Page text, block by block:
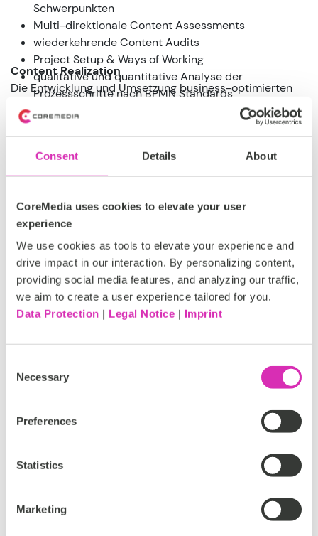
Consent Details About
CoreMedia uses cookies to elevate your user
experience
We use cookies as tools to elevate your experience and
drive impact in our interaction. By personalizing content,
providing social media features, and analyzing our traffic,
we aim to create a user experience tailored for you.
Data Protection | Legal Notice | Imprint
Selection
Necessary
Preferences
Statistics
Marketing
Schwerpunkten
Multi-direktionale Content Assessments
wiederkehrende Content Audits
Project Setup & Ways of Working
qualitative und quantitative Analyse der
Prozessschritte nach BPMN Standards
Content Realization
Die Entwicklung und Umsetzung business-optimierten
Content-Assets, basierend auf kreativen Ideen:
Kreativkonzept und -support
Entwicklung von Kundenpräsentationen
Contentproduktion)
Redaktionsplan-Erstellung
Storyboarding / Wireframing / Templating /
Mockups, Moodfilme, Editorial / Infographics, Design
und Layout
Format- und Sprachadaptationen
Schnitt / Motion Graphics / 2D & 3D Animation / CGI
Publishing / QA / Browser-Testing
Reinzeichnung / DTP / Proofing / QA und Print-
Aufnahme / Musik-Komposition
Content Control:Bereitstellung von Inhalten in den
richtigen Kanälen und Überprüfung ihrer Wirksamkeit
anhand definierter KPIs
Qualitätssicherung & Testing
Brand Guardians
Websites (CMS), CRM, PIM, Social-Media-Kanäle
Content-Migration
Content-Implementierung
Data & Tracking Audit